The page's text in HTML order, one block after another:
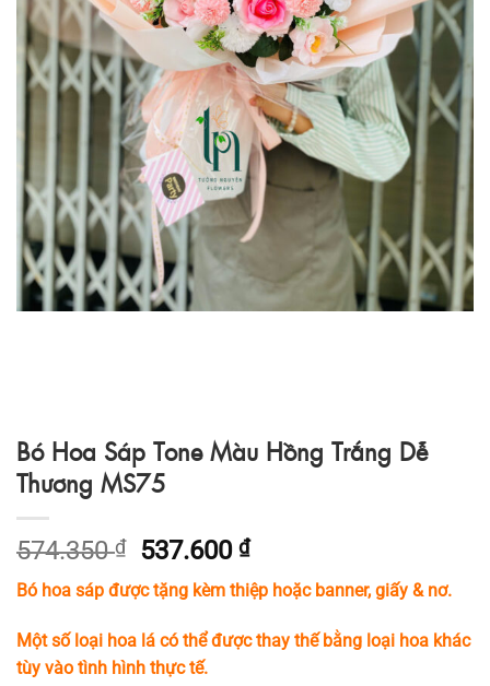
Bó Hoa Sáp Tone Màu Hồng Trắng Dễ
Thương MS75
574.350₫
Giá
gốc
là:
574.350 ₫.
537.600₫Giá
hiện
tại
là:
537.600 ₫.
Bó hoa sáp được tặng kèm thiệp hoặc banner, giấy & nơ.
Một số loại hoa lá có thể được thay thế bằng loại hoa khác
tùy vào tình hình thực tế.